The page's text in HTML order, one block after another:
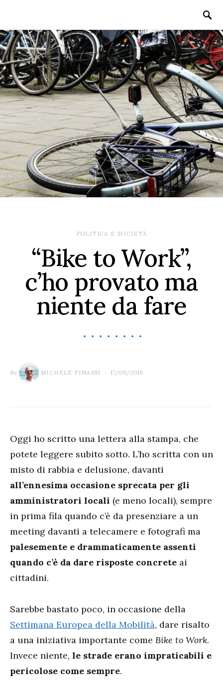
POLITICA E SOCIETÀ
“Bike to Work”,
c’ho provato ma
niente da fare
By MICHELE PINASSI 17/09/2019
Oggi ho scritto una lettera alla stampa, che
potete leggere subito sotto. L’ho scritta con un
misto di rabbia e delusione, davanti
all’ennesima occasione sprecata per gli
amministratori locali (e meno locali), sempre
in prima fila quando c’è da presenziare a un
meeting davanti a telecamere e fotografi ma
palesemente e drammaticamente assenti
quando c’è da dare risposte concrete ai
cittadini.
Sarebbe bastato poco, in occasione della
Settimana Europea della Mobilità, dare risalto
a una iniziativa importante come Bike to Work.
Invece niente, le strade erano impraticabili e
pericolose come sempre.